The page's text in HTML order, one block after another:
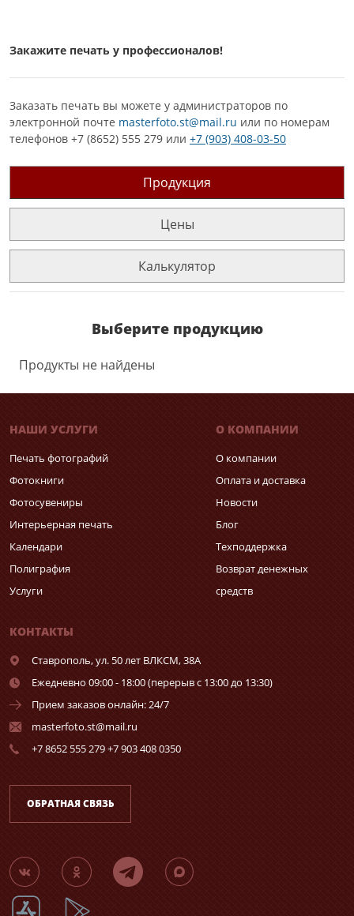
Закажите печать у профессионалов!
Заказать печать вы можете у администраторов по
электронной почте masterfoto.st@mail.ru или по номерам
телефонов +7 (8652) 555 279 или +7 (903) 408-03-50
Продукция
Цены
Калькулятор
Выберите продукцию
Продукты не найдены
НАШИ УСЛУГИ
Печать фотографий
Фотокниги
Фотосувениры
Интерьерная печать
Календари
Полиграфия
Услуги
О КОМПАНИИ
О компании
Оплата и доставка
Новости
Блог
Техподдержка
Возврат денежных
средств
КОНТАКТЫ
Ставрополь,ул. 50 лет ВЛКСМ, 38А
Ежедневно 09:00 - 18:00 (перерыв с 13:00 до 13:30)
Прием заказов онлайн: 24/7
masterfoto.st@mail.ru
+7 8652 555 279 +7 903 408 0350
ОБРАТНАЯ СВЯЗЬ